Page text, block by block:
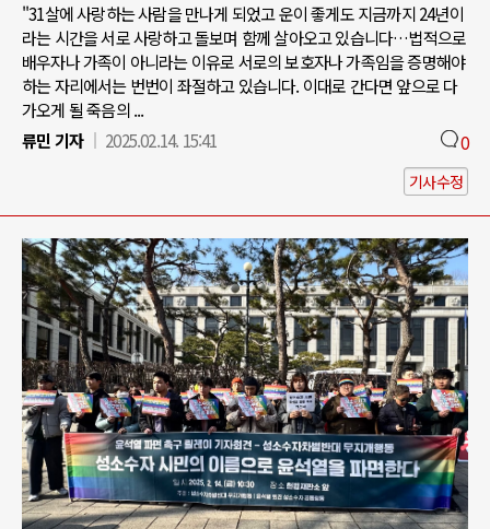
"31살에 사랑하는 사람을 만나게 되었고 운이 좋게도 지금까지 24년이
라는 시간을 서로 사랑하고 돌보며 함께 살아오고 있습니다…법적으로
배우자나 가족이 아니라는 이유로 서로의 보호자나 가족임을 증명해야
하는 자리에서는 번번이 좌절하고 있습니다. 이대로 간다면 앞으로 다
가오게 될 죽음의 ...
류민 기자
2025.02.14. 15:41 0
기사수정